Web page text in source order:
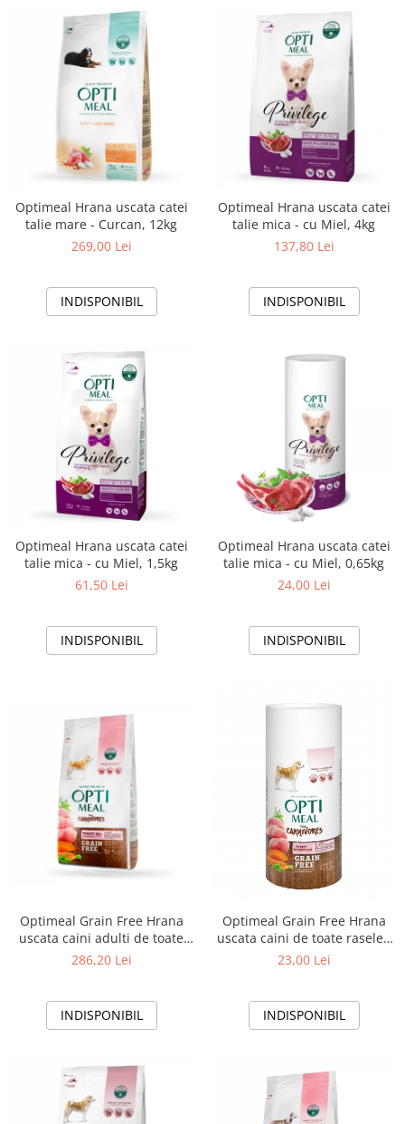
Optimeal Hrana uscata catei
talie mare - Curcan, 12kg
269,00 Lei
INDISPONIBIL
Optimeal Hrana uscata catei
talie mica - cu Miel, 4kg
137,80 Lei
INDISPONIBIL
Optimeal Hrana uscata catei
talie mica - cu Miel, 1,5kg
61,50 Lei
INDISPONIBIL
Optimeal Hrana uscata catei
talie mica - cu Miel, 0,65kg
24,00 Lei
INDISPONIBIL
Optimeal Grain Free Hrana
uscata caini adulti de toate
rasele - Curcan si legume,
286,20 Lei
INDISPONIBIL
Optimeal Grain Free Hrana
uscata caini de toate rasele -
Curcan si legume, 650g
23,00 Lei
INDISPONIBIL